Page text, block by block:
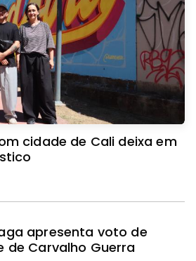
de Cali deixa em
apresenta voto de
de Carvalho Guerra